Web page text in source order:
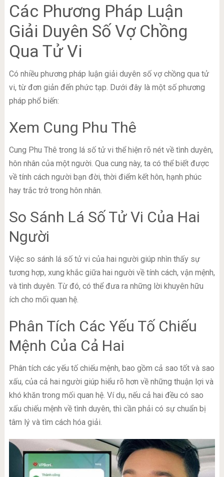
Các Phương Pháp Luận
Giải Duyên Số Vợ Chồng
Qua Tử Vi
Có nhiều phương pháp luận giải duyên số vợ chồng qua tử
vi, từ đơn giản đến phức tạp. Dưới đây là một số phương
pháp phổ biến:
Xem Cung Phu Thê
Cung Phu Thê trong lá số tử vi thể hiện rõ nét về tình duyên,
hôn nhân của một người. Qua cung này, ta có thể biết được
về tính cách người bạn đời, thời điểm kết hôn, hạnh phúc
hay trắc trở trong hôn nhân.
So Sánh Lá Số Tử Vi Của Hai
Người
Việc so sánh lá số tử vi của hai người giúp nhìn thấy sự
tương hợp, xung khắc giữa hai người về tính cách, vận mệnh,
và tình duyên. Từ đó, có thể đưa ra những lời khuyên hữu
ích cho mối quan hệ.
Phân Tích Các Yếu Tố Chiếu
Mệnh Của Cả Hai
Phân tích các yếu tố chiếu mệnh, bao gồm cả sao tốt và sao
xấu, của cả hai người giúp hiểu rõ hơn về những thuận lợi và
khó khăn trong mối quan hệ. Ví dụ, nếu cả hai đều có sao
xấu chiếu mệnh về tình duyên, thì cần phải có sự chuẩn bị
tâm lý và tìm cách hóa giải.